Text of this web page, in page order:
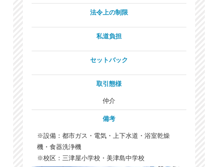
法令上の制限
私道負担
セットバック
取引態様
仲介
備考
※設備：都市ガス・電気・上下水道・浴室乾燥
機・食器洗浄機
※校区：三津屋小学校・美津島中学校